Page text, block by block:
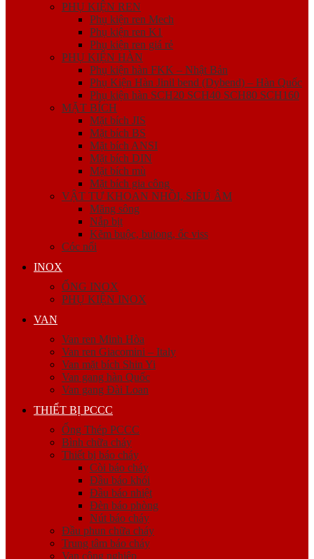
PHỤ KIỆN REN
Phụ kiện ren Mech
Phụ kiện ren K1
Phụ kiện ren giá rẻ
PHỤ KIỆN HÀN
Phụ kiện hàn FKK – Nhật Bản
Phụ Kiện Hàn Jinil bend (Dybend) – Hàn Quốc
Phụ kiện hàn SCH20 SCH40 SCH80 SCH160
MẶT BÍCH
Mặt bích JIS
Mặt bích BS
Mặt bích ANSI
Mặt bích DIN
Mặt bích mù
Mặt bích gia công
VẬT TƯ KHOAN NHỒI, SIÊU ÂM
Măng sông
Nắp bịt
Kẽm buộc, bulong, ốc viss
Cóc nối
INOX
ỐNG INOX
PHỤ KIỆN INOX
VAN
Van ren Minh Hòa
Van ren Giacomini – Italy
Van mặt bích Shin Yi
Van gang hàn Quốc
Van gang Đài Loan
THIẾT BỊ PCCC
Ống Thép PCCC
Bình chữa cháy
Thiết bị báo cháy
Còi báo cháy
Đầu báo khói
Đầu báo nhiệt
Đèn báo phòng
Nút báo cháy
Đầu phun chữa cháy
Trung tâm báo cháy
Van công nghiệp